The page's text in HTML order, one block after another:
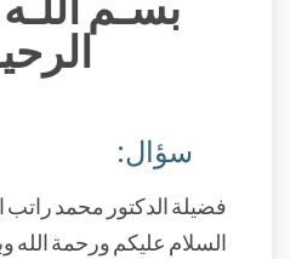
سؤال:
فضيلة الدكتور محمد راتب
السلام عليكم ورحمة الله